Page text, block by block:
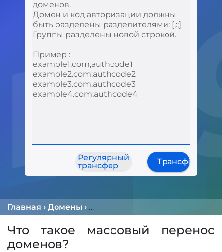
Регулярный
трансфер
Трансфер
Главная › Домены › Массовый Трансфер Доменов
Что такое массовый перенос
доменов?